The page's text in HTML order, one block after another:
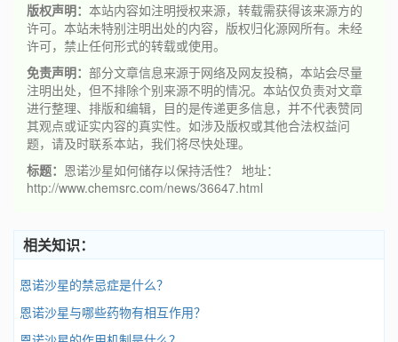
版权声明： 本站内容如注明授权来源，转载需获得该来源方的
许可。本站未特别注明出处的内容，版权归化源网所有。未经
许可，禁止任何形式的转载或使用。
免责声明： 部分文章信息来源于网络及网友投稿，本站会尽量
注明出处，但不排除个别来源不明的情况。本站仅负责对文章
进行整理、排版和编辑，目的是传递更多信息，并不代表赞同
其观点或证实内容的真实性。如涉及版权或其他合法权益问
题，请及时联系本站，我们将尽快处理。
标题： 恩诺沙星如何储存以保持活性？ 地址：
http://www.chemsrc.com/news/36647.html
相关知识：
恩诺沙星的禁忌症是什么？
恩诺沙星与哪些药物有相互作用？